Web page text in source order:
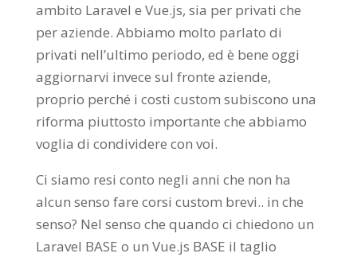
ambito Laravel e Vue.js, sia per privati che
per aziende. Abbiamo molto parlato di
privati nell’ultimo periodo, ed è bene oggi
aggiornarvi invece sul fronte aziende,
proprio perché i costi custom subiscono una
riforma piuttosto importante che abbiamo
voglia di condividere con voi.
Ci siamo resi conto negli anni che non ha
alcun senso fare corsi custom brevi.. in che
senso? Nel senso che quando ci chiedono un
Laravel BASE o un Vue.js BASE il taglio